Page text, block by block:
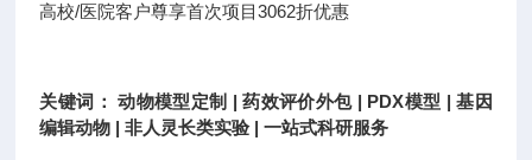
高校/医院客户尊享首次项目3062折优惠
关键词： 动物模型定制 | 药效评价外包 | PDX模型 | 基因
编辑动物 | 非人灵长类实验 | 一站式科研服务